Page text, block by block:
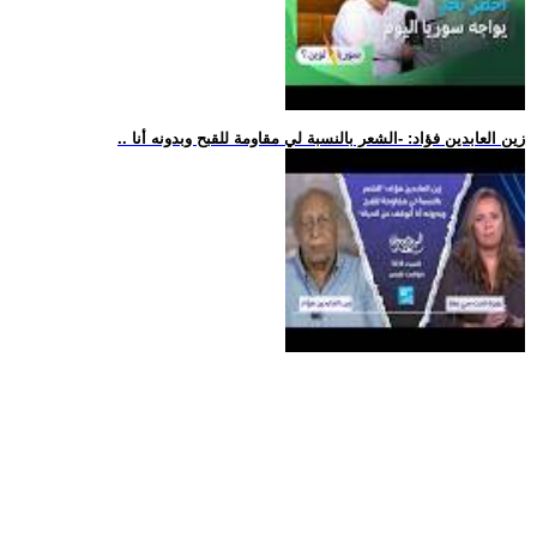
.. زين العابدين فؤاد: -الشعر بالنسبة لي مقاومة للقبح وبدونه أنا